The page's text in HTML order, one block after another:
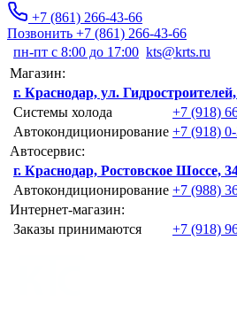
+7 (861) 266-43-66
Позвонить +7 (861) 266-43-66
пн-пт с 8:00 до 17:00 kts@krts.ru
Магазин:
г. Краснодар, ул.
Системы холода
+7 (918)
Автокондиционирование +7 (918)
Автосервис:
г. Краснодар, Ростовское Шоссе,
Автокондиционирование +7 (988)
Интернет-магазин:
Заказы принимаются
+7 (918)